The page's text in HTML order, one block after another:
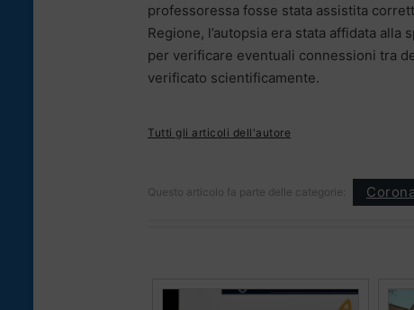
professoressa fosse stata assistita
Regione, l’autopsia era stata affidata
per verificare eventuali connessioni tra
verificato scientificamente.
Tutti gli articoli dell'autore
Questo articolo fa parte delle categorie: